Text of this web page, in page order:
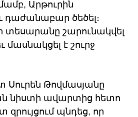
Արթուրին
դաժանաբար ծեծել։
տեսարանը շարունակվել
մասնակցել է շուրջ
Թովմասյանը
նիստի ավարտից հետո
զրույցում պնդեց, որ